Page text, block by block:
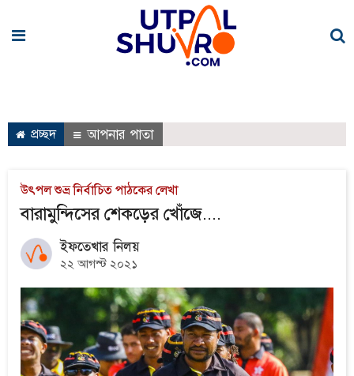
প্রচ্ছদ আপনার পাতা
উৎপল শুভ্র নির্বাচিত পাঠকের লেখা
বারামুন্দিসের শেকড়ের খোঁজে....
ইফতেখার নিলয়
২২ আগস্ট ২০২১